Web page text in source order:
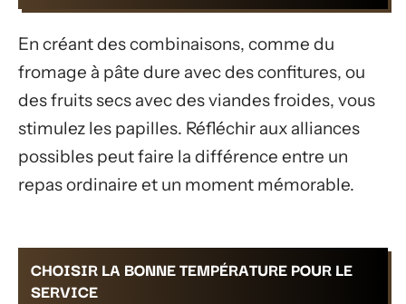
En créant des combinaisons, comme du
fromage à pâte dure avec des confitures, ou
des fruits secs avec des viandes froides, vous
stimulez les papilles. Réfléchir aux alliances
possibles peut faire la différence entre un
repas ordinaire et un moment mémorable.
CHOISIR LA BONNE TEMPÉRATURE POUR LE
SERVICE